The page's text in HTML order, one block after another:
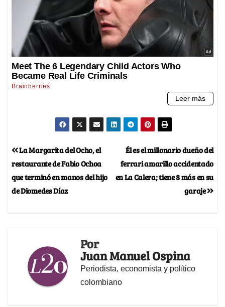
Él es el millonario dueño del
ferrari amarillo accidentado
en La Calera; tiene 8 más en su
garaje
La Margarita del Ocho, el
restaurante de Fabio Ochoa
que terminó en manos del hijo
de Diomedes Díaz
Por
Juan Manuel Ospina
Periodista, economista y político
colombiano